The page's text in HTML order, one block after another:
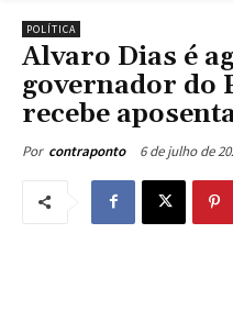
POLÍTICA
Alvaro Dias é
governador do
recebe
Por contraponto 6 de julho de